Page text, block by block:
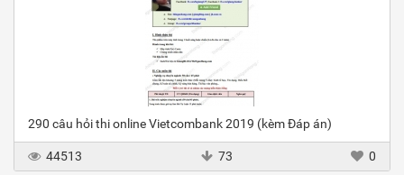
290 câu hỏi thi online Vietcombank 2019 (kèm Đáp án)
44513 73 0